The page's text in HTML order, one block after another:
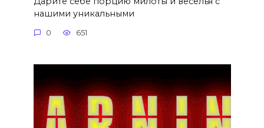
нашими уникальными
0 651